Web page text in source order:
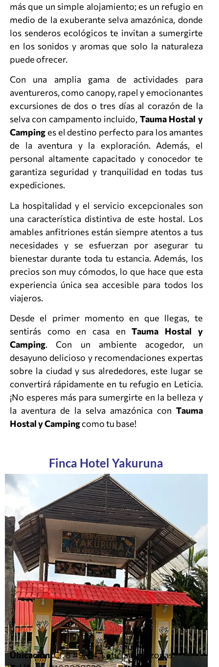
más que un simple alojamiento; es un refugio en
medio de la exuberante selva amazónica, donde
los senderos ecológicos te invitan a sumergirte
en los sonidos y aromas que solo la naturaleza
puede ofrecer.
Con una amplia gama de actividades para
aventureros, como canopy, rapel y emocionantes
excursiones de dos o tres días al corazón de la
selva con campamento incluido, Tauma Hostal y
Camping es el destino perfecto para los amantes
de la aventura y la exploración. Además, el
personal altamente capacitado y conocedor te
garantiza seguridad y tranquilidad en todas tus
expediciones.
La hospitalidad y el servicio excepcionales son
una característica distintiva de este hostal. Los
amables anfitriones están siempre atentos a tus
necesidades y se esfuerzan por asegurar tu
bienestar durante toda tu estancia. Además, los
precios son muy cómodos, lo que hace que esta
experiencia única sea accesible para todos los
viajeros.
Desde el primer momento en que llegas, te
sentirás como en casa enTauma Hostal y
Camping. Con un ambiente acogedor, un
desayuno delicioso y recomendaciones expertas
sobre la ciudad y sus alrededores, este lugar se
convertirá rápidamente en tu refugio en Leticia.
¡No esperes más para sumergirte en la belleza y
la aventura de la selva amazónica con Tauma
Hostal y Campingcomo tu base!
Finca Hotel Yakuruna
Ubicación:Cl. 8 #9-54, Leticia, Amazonas